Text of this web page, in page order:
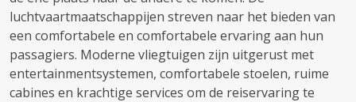
luchtvaartmaatschappijen streven naar het bieden van
een comfortabele en comfortabele ervaring aan hun
passagiers. Moderne vliegtuigen zijn uitgerust met
entertainmentsystemen, comfortabele stoelen, ruime
cabines en krachtige services om de reiservaring te